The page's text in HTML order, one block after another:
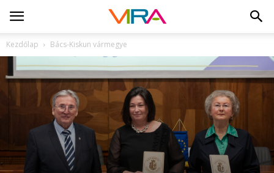
Kezdőlap Bács-Kiskun vármegye